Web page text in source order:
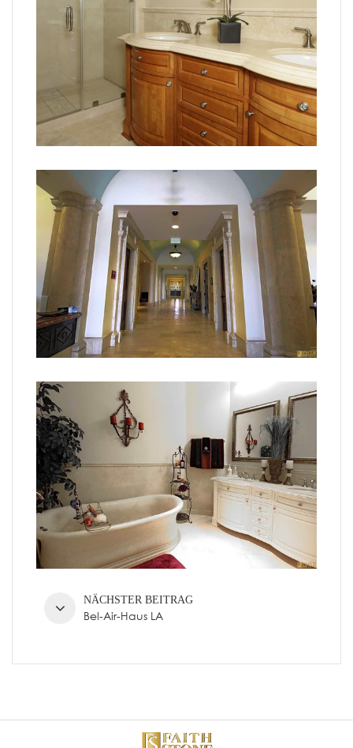
NÄCHSTER BEITRAG
Bel-Air-Haus LA